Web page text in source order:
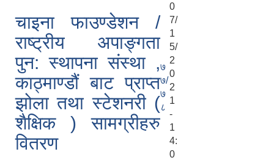
चाइना फाउण्डेशन /
राष्ट्रीय अपाङ्गता
पुन: स्थापना संस्था ,
काठ्माण्डौं बाट प्राप्त
झोला तथा स्टेशनरी (
शैक्षिक ) सामग्रीहरु
वितरण
७
७/
७
८
0
7/
1
5/
2
0
2
1
-
1
4:
0